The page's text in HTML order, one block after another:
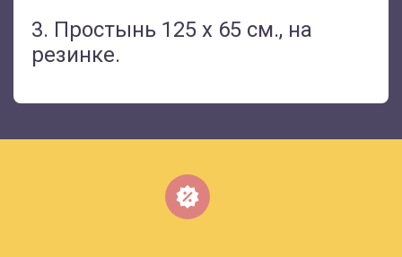
3. Простынь 125 х 65 см., на
резинке.